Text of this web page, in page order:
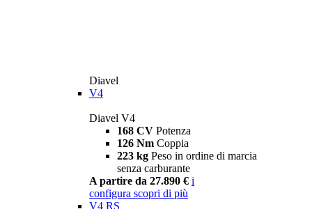
Diavel
V4
Diavel V4
168 CV Potenza
126 Nm Coppia
223 kg Peso in ordine di marcia
senza carburante
A partire da 27.890 € i
configura scopri di più
V4 RS